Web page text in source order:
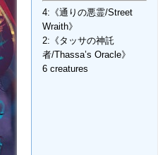
4:《通りの悪霊/Street
Wraith》
2:《タッサの神託
者/Thassa’s Oracle》
6 creatures